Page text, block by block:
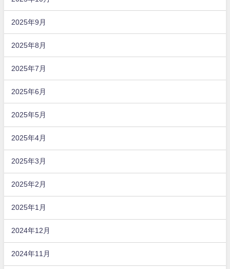
2025年9月
2025年8月
2025年7月
2025年6月
2025年5月
2025年4月
2025年3月
2025年2月
2025年1月
2024年12月
2024年11月